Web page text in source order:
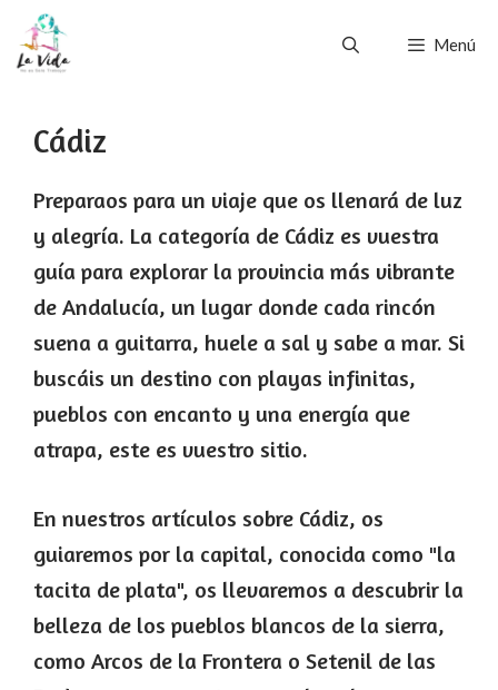
Saltar
Menú
Cádiz
Preparaos para un viaje que os llenará de luz
y alegría. La categoría de Cádiz es vuestra
guía para explorar la provincia más vibrante
de Andalucía, un lugar donde cada rincón
suena a guitarra, huele a sal y sabe a mar. Si
buscáis un destino con playas infinitas,
pueblos con encanto y una energía que
atrapa, este es vuestro sitio.
En nuestros artículos sobre Cádiz, os
guiaremos por la capital, conocida como "la
tacita de plata", os llevaremos a descubrir la
belleza de los pueblos blancos de la sierra,
como Arcos de la Frontera o Setenil de las